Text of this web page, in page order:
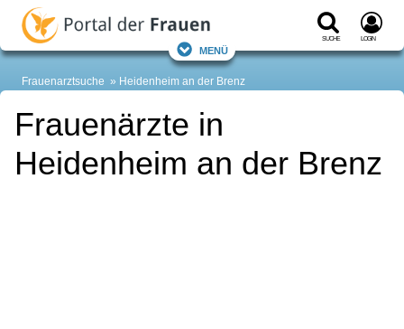
Suche Login
Menü
Frauenarztsuche Heidenheim an der Brenz
Frauenärzte in
Heidenheim an der Brenz